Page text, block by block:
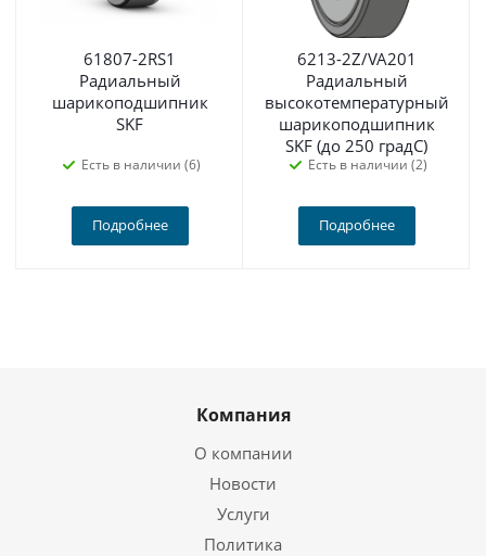
61807-2RS1
Радиальный
шарикоподшипник
SKF
Есть в наличии (6)
Подробнее
6213-2Z/VA201
Радиальный
высокотемпературный
шарикоподшипник
SKF (до 250 градС)
Есть в наличии (2)
Подробнее
Компания
О компании
Новости
Услуги
Политика